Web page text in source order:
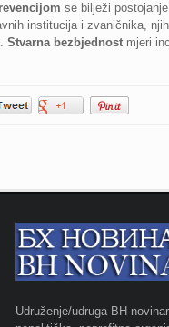
se bilježi
institucija i zvaničnika,
Stvarna bezbjednostmjeri
Udruženje/udruga BH